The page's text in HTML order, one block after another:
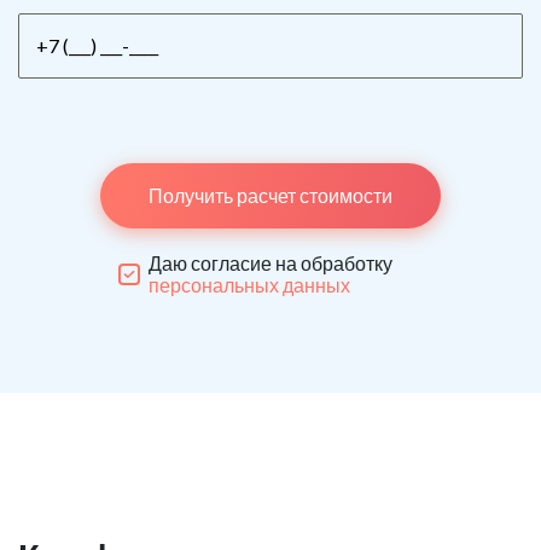
Получить расчет стоимости
Даю согласие на обработку
персональных данных